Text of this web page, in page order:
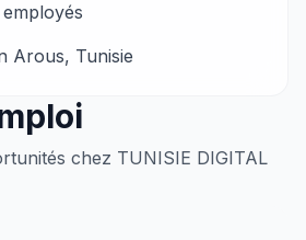
Arous, Tunisie
chez TUNISIE DIGITAL